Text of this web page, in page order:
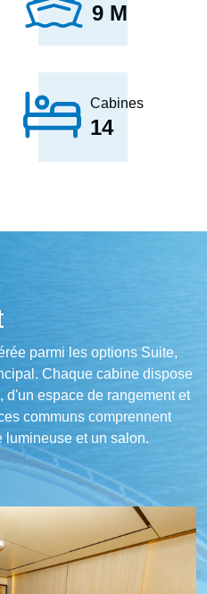
9 M
Cabines
14
parmi les options Suite,
Chaque cabine dispose
d'un espace de rangement et
communs comprennent
lumineuse et un salon.